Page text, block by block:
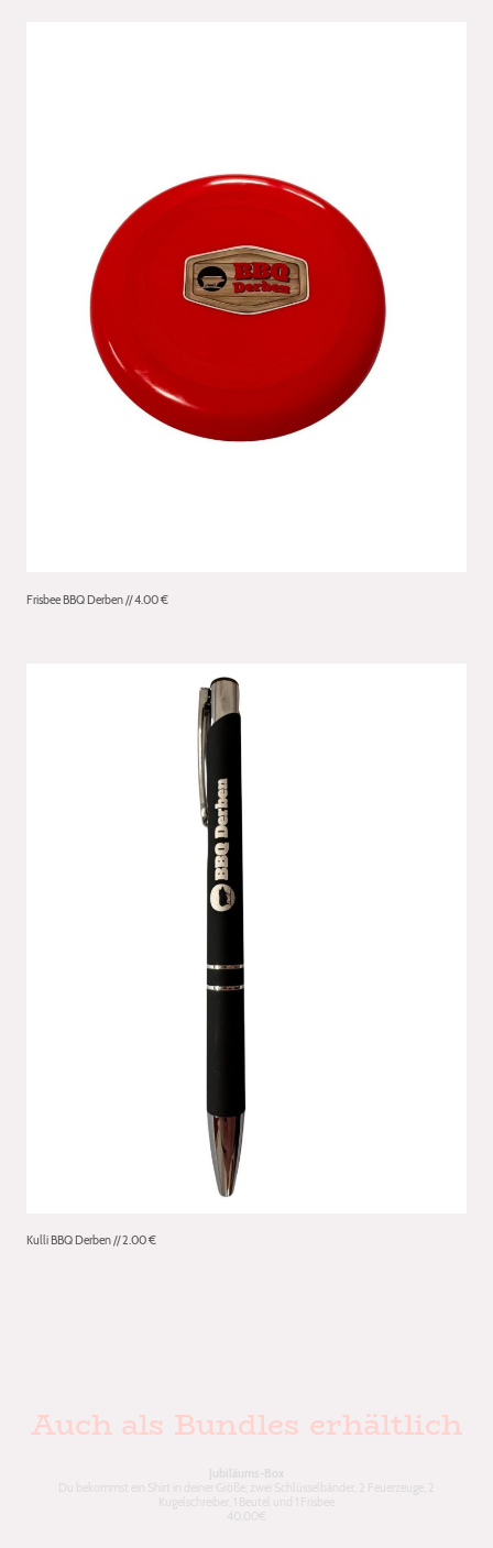
Frisbee BBQ Derben // 4.00 €
Kulli BBQ Derben // 2.00 €
Auch als Bundles erhältlich
Jubiläums-Box
Du bekommst ein Shirt in deiner Größe, zwei Schlüsselbänder, 2 Feuerzeuge, 2
Kugelschreiber, 1 Beutel und 1 Frisbee
40,00€